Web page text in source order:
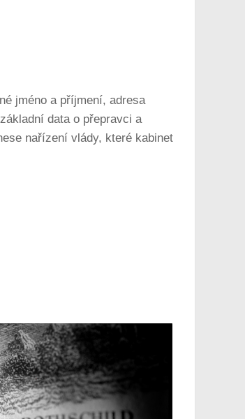
jméno a příjmení, adresa
data o přepravci a
nařízení vlády, které kabinet